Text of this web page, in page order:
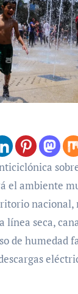
el ambiente
nacional,
línea seca,
de humedad